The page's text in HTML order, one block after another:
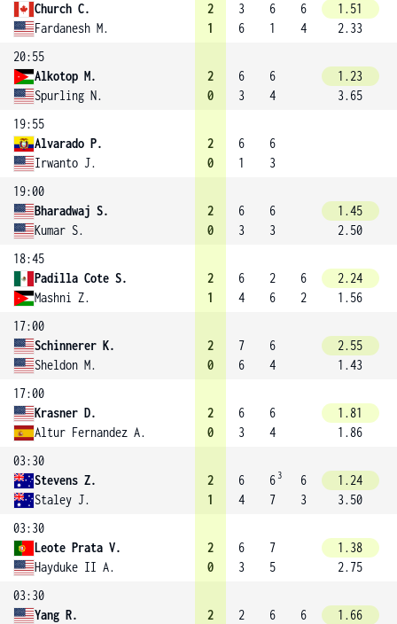
Church C.
Fardanesh M.
2
1
3
6
6
1
6
4
1.51
2.33
20:55
Alkotop M.
Spurling N.
2
0
6
3
6
4
1.23
3.65
19:55
Alvarado P.
Irwanto J.
2
0
6
1
6
3
19:00
Bharadwaj S.
Kumar S.
2
0
6
3
6
3
1.45
2.50
18:45
Padilla Cote S.
Mashni Z.
2
1
6
4
2
6
6
2
2.24
1.56
17:00
Schinnerer K.
Sheldon M.
2
0
7
6
6
4
2.55
1.43
17:00
Krasner D.
Altur Fernandez A.
2
0
6
3
6
4
1.81
1.86
03:30
Stevens Z.
Staley J.
2
1
6
4
6 3
7
6
3
1.24
3.50
03:30
Leote Prata V.
Hayduke II A.
2
0
6
3
7
5
1.38
2.75
03:30
Yang R.
2
2
6
6
1.66